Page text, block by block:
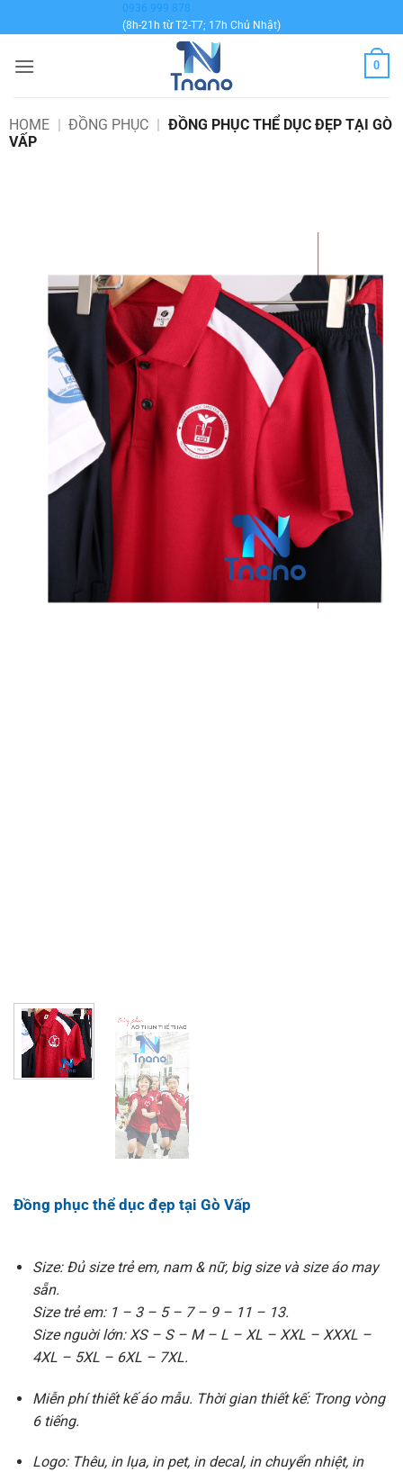
qua
dung
0936 999 878
(8h-21h từ T2-T7; 17h Chủ Nhật)
0
HOME | ĐỒNG PHỤC | ĐỒNG PHỤC THỂ DỤC ĐẸP TẠI GÒ
VẤP
Đồng phục thể dục đẹp tại Gò Vấp
Size: Đủ size trẻ em, nam & nữ, big size và size áo may
sẵn.
Size trẻ em: 1 – 3 – 5 – 7 – 9 – 11 – 13.
Size nguời lớn: XS – S – M – L – XL – XXL – XXXL –
4XL – 5XL – 6XL – 7XL.
Miễn phí thiết kế áo mẫu. Thời gian thiết kế: Trong vòng
6 tiếng.
Logo: Thêu, in lụa, in pet, in decal, in chuyển nhiệt, in